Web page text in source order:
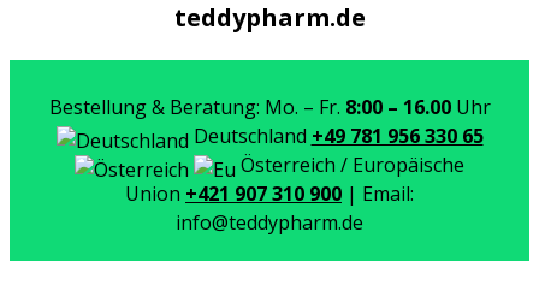
teddypharm.de
Bestellung & Beratung: Mo. – Fr. 8:00 – 16.00Uhr
Deutschland +49 781 956 330 65
Österreich / Europäische
Union +421 907 310 900 | Email:
info@teddypharm.de